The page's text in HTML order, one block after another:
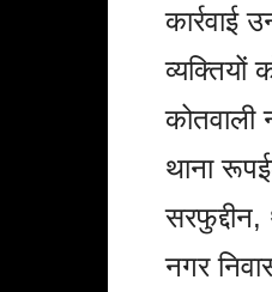
व्यक्तियों
कोतवाली
थाना
सरफुद्दीन,
नगर